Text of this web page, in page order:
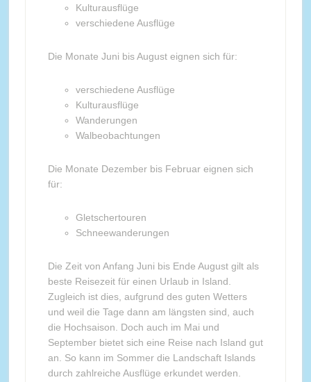
Kulturausflüge
verschiedene Ausflüge
Die Monate Juni bis August eignen sich für:
verschiedene Ausflüge
Kulturausflüge
Wanderungen
Walbeobachtungen
Die Monate Dezember bis Februar eignen sich
für:
Gletschertouren
Schneewanderungen
Die Zeit von Anfang Juni bis Ende August gilt als
beste Reisezeit für einen Urlaub in Island.
Zugleich ist dies, aufgrund des guten Wetters
und weil die Tage dann am längsten sind, auch
die Hochsaison. Doch auch im Mai und
September bietet sich eine Reise nach Island gut
an. So kann im Sommer die Landschaft Islands
durch zahlreiche Ausflüge erkundet werden.